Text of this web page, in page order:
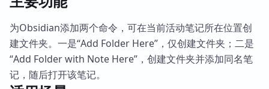
为Obsidian添加两个命令，可在当前活动笔记所在位置创
建文件夹。一是“Add Folder Here”，仅创建文件夹；二是
“Add Folder with Note Here”，创建文件夹并添加同名笔
记，随后打开该笔记。